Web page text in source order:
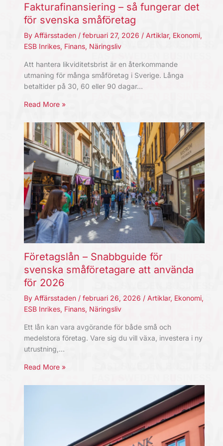
Fakturafinansiering – så fungerar det
för svenska småföretag
By Affärsstaden / februari 27, 2026 / Artiklar, Ekonomi,
ESB Inrikes, Finans, Näringsliv
Att hantera likviditetsbrist är en återkommande
utmaning för många småföretag i Sverige. Långa
betaltider på 30, 60 eller 90 dagar…
Read More »
Företagslån – Snabbguide för
svenska småföretagare att använda
för 2026
By Affärsstaden / februari 26, 2026 / Artiklar, Ekonomi,
ESB Inrikes, Finans, Näringsliv
Ett lån kan vara avgörande för både små och
medelstora företag. Vare sig du vill växa, investera i ny
utrustning,…
Read More »